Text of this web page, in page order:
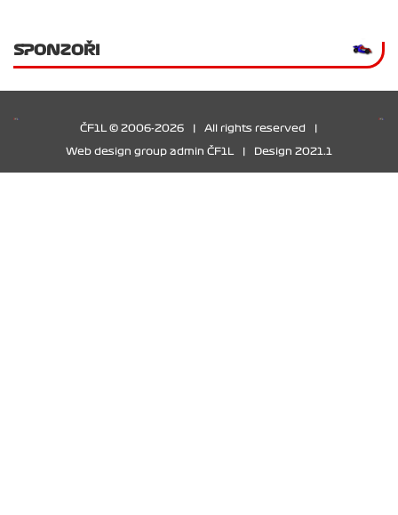
SPONZOŘI
ČF1L © 2006-2026 All rights reserved
Web design group admin ČF1L Design 2021.1